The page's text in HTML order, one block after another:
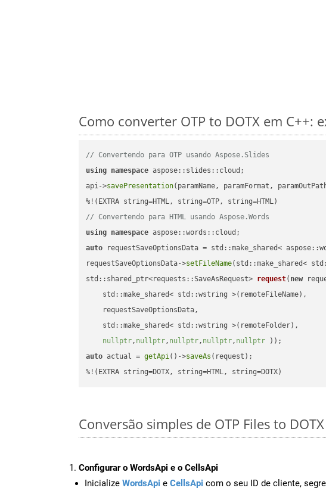
Como converter OTP to DOTX em C++:
// Convertendo para OTP usando Aspose.Slides
using namespace aspose::slides::cloud;
api->savePresentation(paramName, paramFormat,
// Convertendo para HTML usando Aspose.Words
using namespace
auto requestSaveOptionsData = std::make_shared<
requestSaveOptionsData->setFileName(std::make_shared<
std::shared_ptr<requests::SaveAsRequest> request( new
    std::make_shared< std::wstring >(remoteFileName),
    requestSaveOptionsData,
    std::make_shared< std::wstring >(remoteFolder),
nullptr, nullptr, nullptr, nullptr, nullptr ))
auto actual = getApi()->saveAs (request);
%!(EXTRA string=DOTX, string=HTML, string=DOTX)
Conversão simples de OTP Files to
Configurar o WordsApi e o CellsApi
Inicialize WordsApi e CellsApi com o seu ID de cliente,